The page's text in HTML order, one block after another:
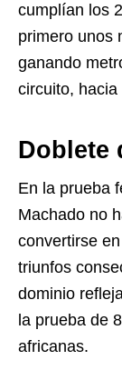
cumplían los
primero unos
ganando
circuito,
Doblete
En la prueba
Machado no
convertirse
triunfos
dominio
la prueba de
africanas.